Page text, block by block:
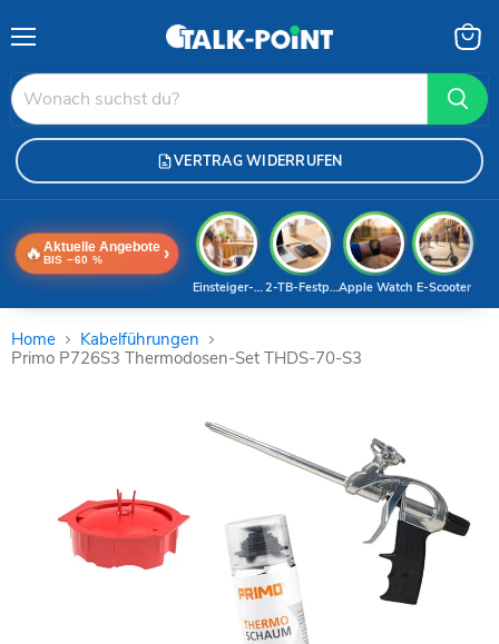
VERTRAG WIDERRUFEN
🔥 Aktuelle Angebote
BIS −60 % ›
E-Scooter
Apple Watch
2-TB-Festplatte
Einsteiger-Handy
Home
Kabelführungen
Primo P726S3 Thermodosen-Set THDS-70-S3